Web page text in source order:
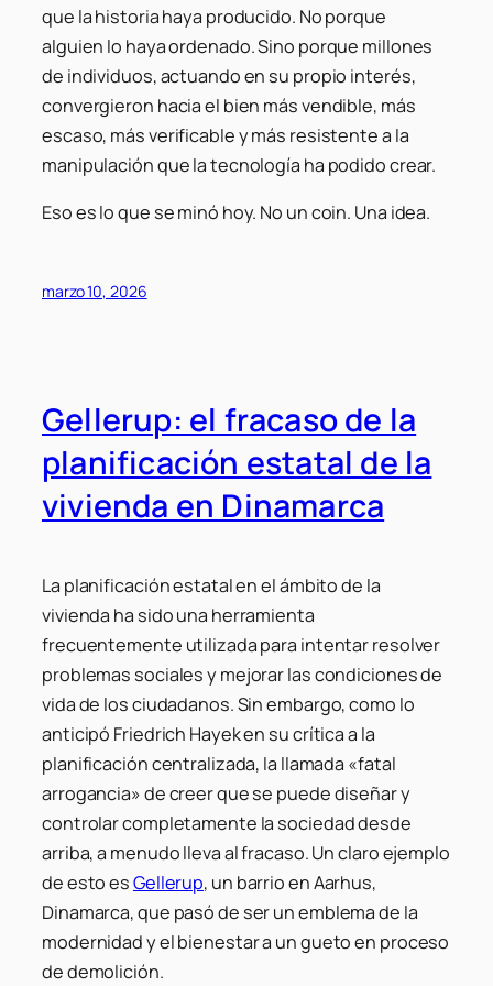
que la historia haya producido. No porque
alguien lo haya ordenado. Sino porque millones
de individuos, actuando en su propio interés,
convergieron hacia el bien más vendible, más
escaso, más verificable y más resistente a la
manipulación que la tecnología ha podido crear.
Eso es lo que se minó hoy. No un coin. Una idea.
marzo 10, 2026
Gellerup: el fracaso de la
planificación estatal de la
vivienda en Dinamarca
La planificación estatal en el ámbito de la
vivienda ha sido una herramienta
frecuentemente utilizada para intentar resolver
problemas sociales y mejorar las condiciones de
vida de los ciudadanos. Sin embargo, como lo
anticipó Friedrich Hayek en su crítica a la
planificación centralizada, la llamada «fatal
arrogancia» de creer que se puede diseñar y
controlar completamente la sociedad desde
arriba, a menudo lleva al fracaso. Un claro ejemplo
de esto esGellerup, un barrio en Aarhus,
Dinamarca, que pasó de ser un emblema de la
modernidad y el bienestar a un gueto en proceso
de demolición.